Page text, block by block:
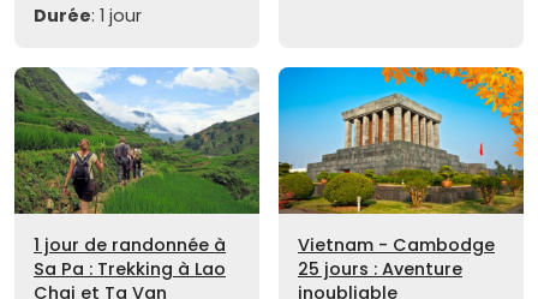
Durée: 1 jour
1 jour de randonnée à
Sa Pa : Trekking à Lao
Chai et Ta Van
Vietnam - Cambodge
25 jours : Aventure
inoubliable